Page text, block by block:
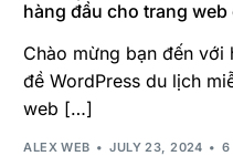
hàng đầu cho trang web
Chào mừng bạn đến
đề WordPress du lịch
web […]
ALEX WEB JULY 23, 2024 6